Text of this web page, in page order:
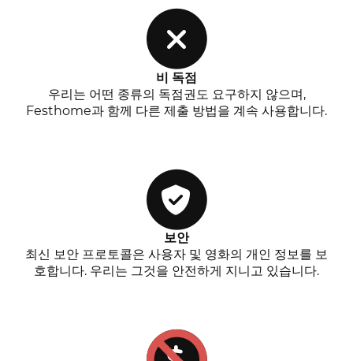
비 독점
우리는 어떤 종류의 독점권도 요구하지 않으며,
Festhome과 함께 다른 제출 방법을 계속 사용합니다.
보안
최신 보안 프로토콜은 사용자 및 영화의 개인 정보를 보
호합니다. 우리는 그것을 안전하게 지니고 있습니다.